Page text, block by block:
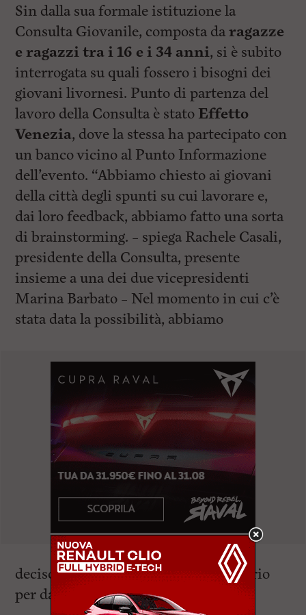
Sin dalla sua formale istituzione la
Consulta Giovanile, composta daragazze
e ragazzi tra i 16 e i 34 anni, si è subito
interrogata su quali fossero i bisogni dei
giovani livornesi. Punto di partenza del
lavoro della Consulta è stato Effetto
Venezia, dove la stessa ha partecipato con
un banco vicino al Punto Informazione
dell’evento. “Abbiamo chiesto ai giovani
della città degli spunti su cui lavorare e,
dai loro feedback, abbiamo fatto una sorta
di brainstorming. – spiega Rachele Casali,
presidente della Consulta, presente
insieme a una dei due vicepresidenti
Marina Barbato – Nel momento in cui c’è
stata data la possibilità, abbiamo
deciso di creare questo progetto proprio
per dare voce ai feedback arrivati”.